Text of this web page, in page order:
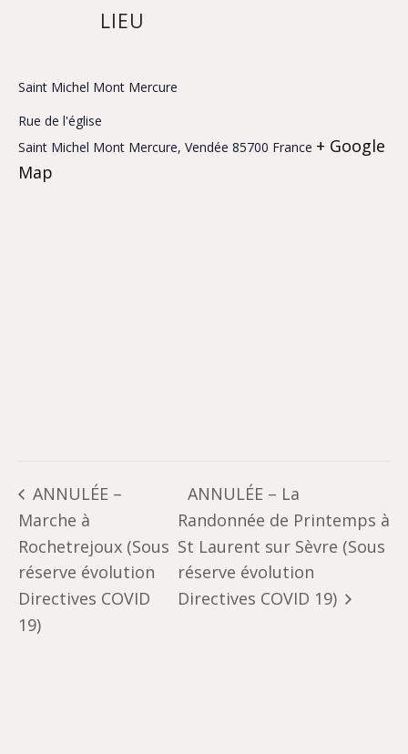
LIEU
Saint Michel Mont Mercure
Rue de l'église
Saint Michel Mont Mercure, Vendée 85700 France + Google
Map
ANNULÉE –
Marche à
Rochetrejoux (Sous
réserve évolution
Directives COVID
19)
ANNULÉE – La
Randonnée de Printemps à
St Laurent sur Sèvre (Sous
réserve évolution
Directives COVID 19)